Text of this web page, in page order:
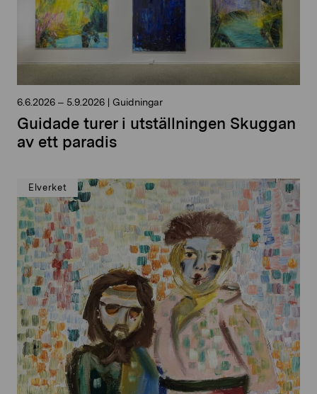
6.6.2026 – 5.9.2026 | Guidningar
Guidade turer i utställningen Skuggan
av ett paradis
Elverket